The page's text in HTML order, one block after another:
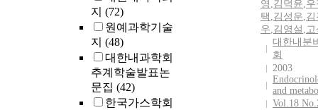
지 (72)
원예과학기술
지 (48)
대한내과학회
추계학술발표논
문집 (42)
한국가스학회
영 ,김덕윤,우
택 ,김성운,김
우,김영설 ,
대한내분
회
2003
and
Vol.18